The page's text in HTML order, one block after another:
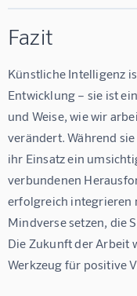
Fazit
Künstliche Intelligenz
Entwicklung – sie ist
und Weise, wie wir
verändert. Während
ihr Einsatz ein
verbundenen
erfolgreich integrieren
Mindverse setzen, die
Die Zukunft der Arbeit
Werkzeug für positive